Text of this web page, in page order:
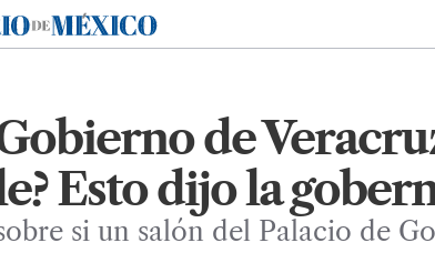
de
Esto dijo la
si un salón del Palacio de